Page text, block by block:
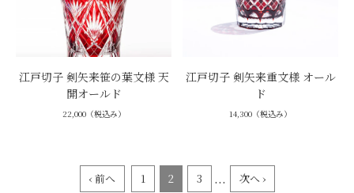
江戸切子 剣矢来笹の葉文様 天
開オールド
22,000（税込み）
江戸切子 剣矢来重文様 オール
ド
14,300（税込み）
‹ 前へ 1 2 3 ... 次へ ›